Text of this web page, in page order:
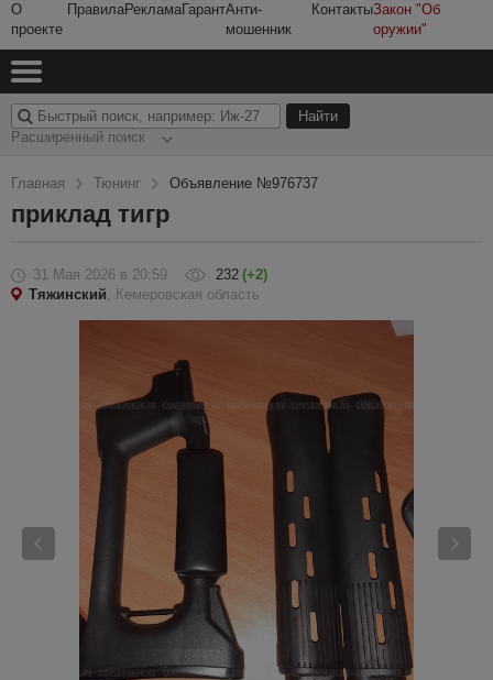
О
проекте
ПравилаРекламаГарантАнти-
мошенник
КонтактыЗакон "Об
оружии"
Расширенный поиск
Главная Тюнинг Объявление №976737
приклад тигр
31 Мая 2026 в 20:59 232 (+2)
Тяжинский, Кемеровская область